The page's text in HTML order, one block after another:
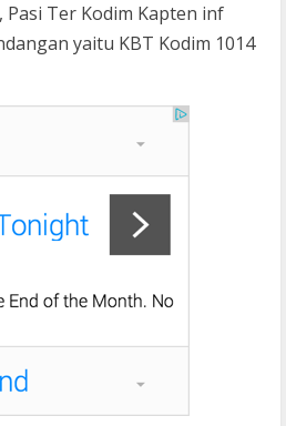
Pasi Ter Kodim Kapten inf
yaitu KBT Kodim 1014